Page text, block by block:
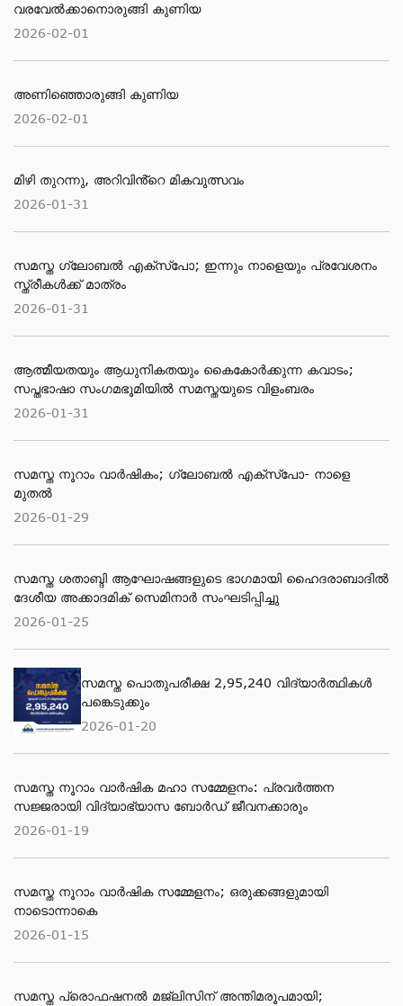
വരവേല്‍ക്കാനൊരുങ്ങി കുണിയ
2026-02-01
അണിഞ്ഞൊരുങ്ങി കുണിയ
2026-02-01
മിഴി തുറന്നു, അറിവിൻ്റെ മികവുത്സവം
2026-01-31
സമസ്ത ഗ്ലോബൽ എക്സ്പോ; ഇന്നും നാളെയും പ്രവേശനം
സ്ത്രീകൾക്ക് മാത്രം
2026-01-31
ആത്മീയതയും ആധുനികതയും കൈകോർക്കുന്ന കവാടം;
സപ്തഭാഷാ സംഗമഭൂമിയിൽ സമസ്തയുടെ വിളംബരം
2026-01-31
സമസ്ത നൂറാം വാർഷികം; ഗ്ലോബല്‍ എക്‌സ്‌പോ- നാളെ
മുതൽ
2026-01-29
സമസ്ത ശതാബ്ദി ആഘോഷങ്ങളുടെ ഭാഗമായി ഹൈദരാബാദില്‍
ദേശീയ അക്കാദമിക് സെമിനാര്‍ സംഘടിപ്പിച്ചു
2026-01-25
സമസ്ത പൊതുപരീക്ഷ 2,95,240 വിദ്യാര്‍ത്ഥികള്‍
പങ്കെടുക്കും
2026-01-20
സമസ്ത നൂറാം വാർഷിക മഹാ സമ്മേളനം: പ്രവർത്തന
സജ്ജരായി വിദ്യാഭ്യാസ ബോർഡ് ജീവനക്കാരും
2026-01-19
സമസ്ത നൂറാം വാർഷിക സമ്മേളനം; ഒരുക്കങ്ങളുമായി
നാടൊന്നാകെ
2026-01-15
സമസ്ത പ്രൊഫഷനൽ മജ്‌ലിസിന് അന്തിമരൂപമായി;